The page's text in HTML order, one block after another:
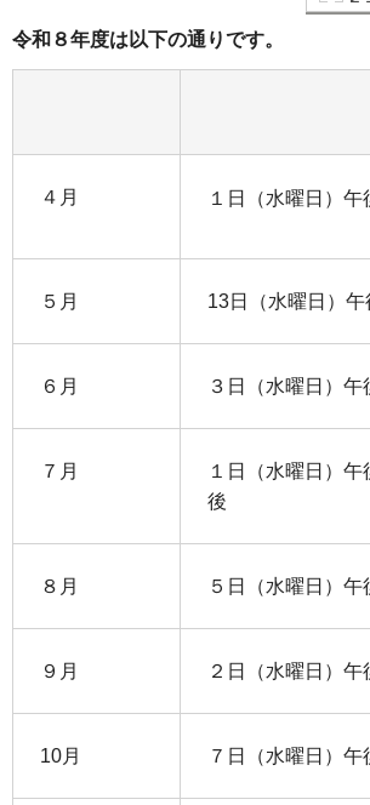
令和８年度は以下の通りです。
４月 １日（水曜日）
５月 13日（水曜日）
６月 ３日（水曜日）
７月
１日（水曜日）
後
８月 ５日（水曜日）
９月 ２日（水曜日）
10月 ７日（水曜日）